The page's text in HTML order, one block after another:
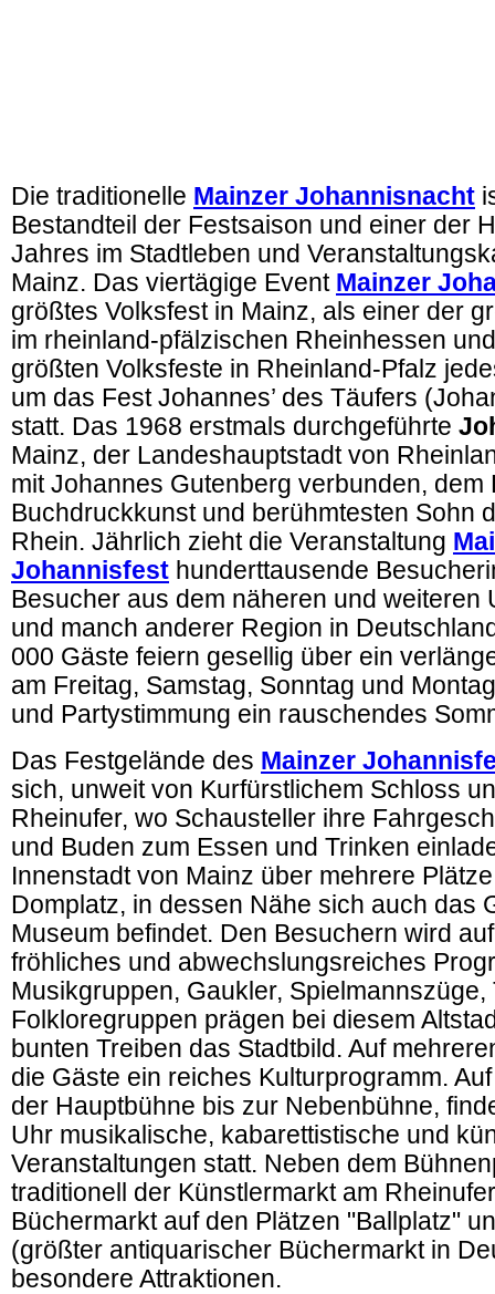
Die traditionelle Mainzer Johannisnacht
Bestandteil der Festsaison und einer der
Jahres im Stadtleben und
Mainz. Das viertägige Event Mainzer
größtes Volksfest in Mainz, als einer der
im rheinland-pfälzischen Rheinhessen
größten Volksfeste in Rheinland-Pfalz
um das Fest Johannes’ des Täufers
statt. Das 1968 erstmals durchgeführte
Mainz, der Landeshauptstadt von
mit Johannes Gutenberg verbunden, dem
Buchdruckkunst und berühmtesten Sohn
Rhein. Jährlich zieht die Veranstaltung
Johannisfest hunderttausende
Besucher aus dem näheren und weiteren
und manch anderer Region in
000 Gäste feiern gesellig über ein
am Freitag, Samstag, Sonntag und
und Partystimmung ein rauschendes
Das Festgelände des Mainzer
sich, unweit von Kurfürstlichem Schloss
Rheinufer, wo Schausteller ihre
und Buden zum Essen und Trinken
Innenstadt von Mainz über mehrere
Domplatz, in dessen Nähe sich auch das
Museum befindet. Den Besuchern wird
fröhliches und abwechslungsreiches
Musikgruppen, Gaukler, Spielmannszüge,
Folkloregruppen prägen bei diesem
bunten Treiben das Stadtbild. Auf
die Gäste ein reiches Kulturprogramm.
der Hauptbühne bis zur Nebenbühne,
Uhr musikalische, kabarettistische und
Veranstaltungen statt. Neben dem
traditionell der Künstlermarkt am
Büchermarkt auf den Plätzen "Ballplatz"
(größter antiquarischer Büchermarkt in
besondere Attraktionen.